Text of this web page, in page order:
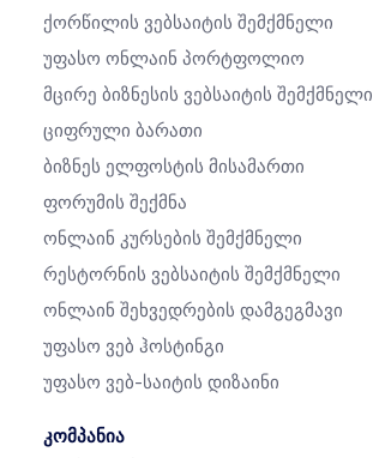
Ქორწილის Ვებსაიტის Შემქმნელი
Უფასო Ონლაინ Პორტფოლიო
Მცირე Ბიზნესის Ვებსაიტის Შემქმნელი
Ციფრული Ბარათი
Ბიზნეს Ელფოსტის Მისამართი
Ფორუმის Შექმნა
Ონლაინ Კურსების Შემქმნელი
Რესტორნის Ვებსაიტის Შემქმნელი
Ონლაინ Შეხვედრების Დამგეგმავი
Უფასო Ვებ Ჰოსტინგი
Უფასო Ვებ-Საიტის Დიზაინი
კომპანია